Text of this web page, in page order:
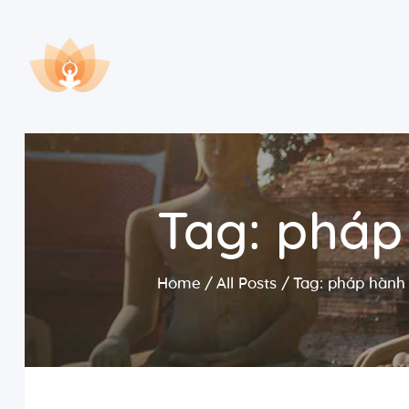
Tag:
Home All Posts Tag: pháp hành